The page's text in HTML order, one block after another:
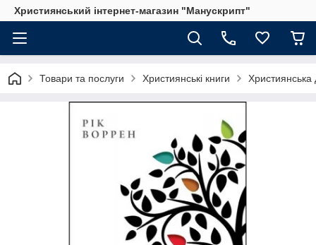
Християнський інтернет-магазин "Манускрипт"
Товари та послуги Християнські книги Християнська